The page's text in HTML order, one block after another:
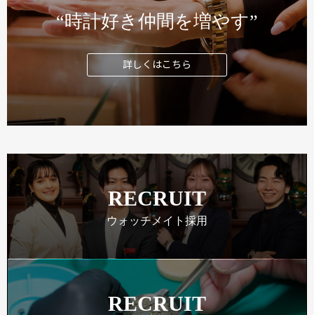
“時計好き仲間を増やす”
詳しくはこちら
RECRUIT
ウォッチメイト採用
RECRUIT